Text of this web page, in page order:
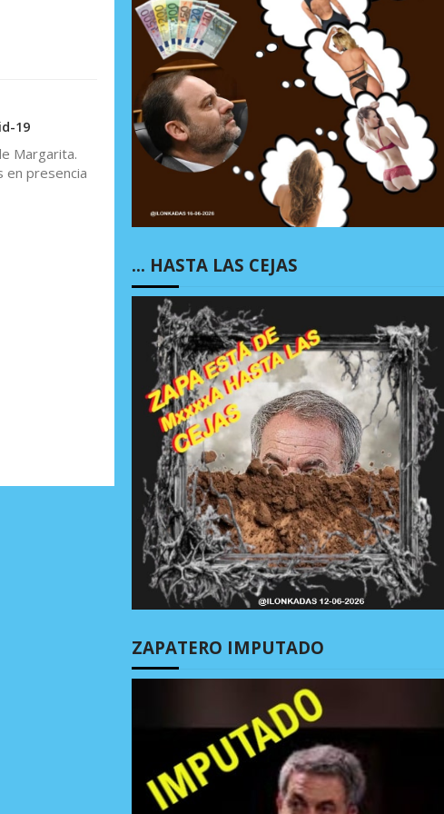
19
Margarita.
en presencia
… HASTA LAS CEJAS
ZAPATERO IMPUTADO